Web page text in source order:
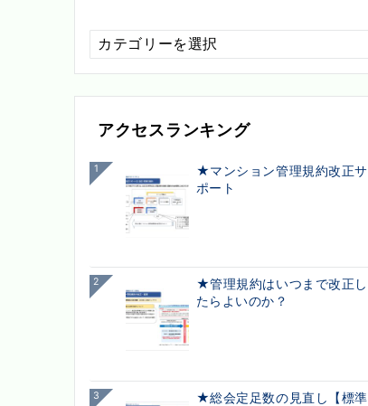
配
信
カ
リアクセスランキング
1
★マンション管理規約改正サ
ポート
2
★管理規約はいつまで改正し
たらよいのか？
3
★総会定足数の見直し【標準